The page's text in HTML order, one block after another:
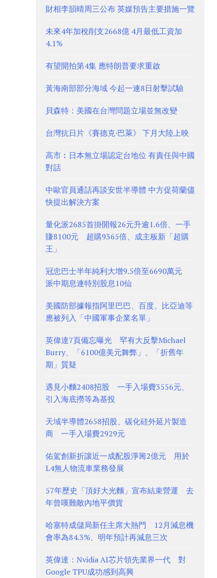
財相李韻晴周三公布 英媒預告主要措施一覽
未來4年加稅削支2668億 4月最低工資加
4.1%
有望開拍第4集 應特朗普要求重啟
黃海南部部分海域 今起一連8日射擊試驗
貝森特：美國在台灣問題立場並無改變
台灣抗日片《賽德克·巴萊》 下月大陸上映
高市︰日本無立場認定台地位 有責任與中國
對話
中歐官員通話再談安世半導體 中方促荷蘭儘
快提出解決方案
量化派2685首掛開報26元升逾1.6倍、一手
賺8100元 超購9365倍、成主板新「超購
王」
冠忠巴士半年純利大增9.5倍至6690萬元
派中期息連特別股息10仙
美國防部據報指阿里巴巴、百度、比亞迪等
應被列入「中國軍事企業名單」
英偉達7頁備忘曝光 罕有大反擊Michael
Burry、「6100億美元舞弊」、「折舊年
期」質疑
遇見小麵2408招股 一手入場費3556元、
引入海底撈等為基投
天域半導體2658招股、碳化硅外延片製造
商 一手入場費2929元
佑駕創新折讓近一成配股淨籌2億元 用於
L4無人物流車業務發展
57年歷史「頂好大光麵」宣布結束營運 去
年曾嘆難敵內地平價貨
哈塞特成儲局新任主席大熱門 12月減息機
會率為84.3%、明年預計再減息三次
英偉達：Nvidia AI芯片領先業界一代 對
Google TPU成功感到高興